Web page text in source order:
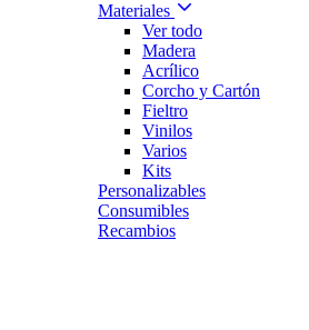
Materiales
Ver todo
Madera
Acrílico
Corcho y Cartón
Fieltro
Vinilos
Varios
Kits
Personalizables
Consumibles
Recambios